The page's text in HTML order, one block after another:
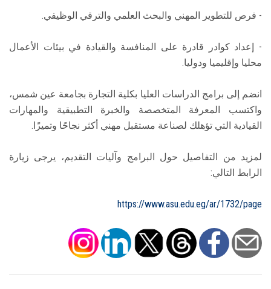
- فرص للتطوير المهني والبحث العلمي والترقي الوظيفي.
- إعداد كوادر قادرة على المنافسة والقيادة في بيئات الأعمال
محليا وإقليميا ودوليا.
انضم إلى برامج الدراسات العليا بكلية التجارة بجامعة عين شمس،
واكتسب المعرفة المتخصصة والخبرة التطبيقية والمهارات
القيادية التي تؤهلك لصناعة مستقبل مهني أكثر نجاحًا وتميزًا.
لمزيد من التفاصيل حول البرامج وآليات التقديم، يرجى زيارة
الرابط التالي:
https://www.asu.edu.eg/ar/1732/page